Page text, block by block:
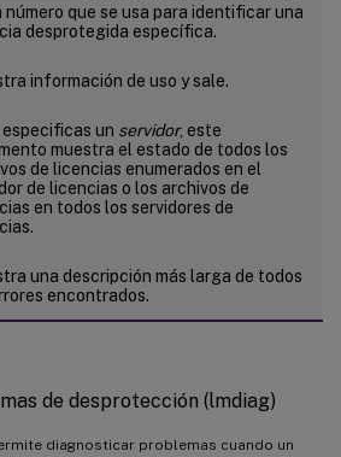
número que se usa para identificar una
desprotegida específica.
información de uso y sale.
especificas un servidor, este
muestra el estado de todos los
de licencias enumerados en el
de licencias o los archivos de
en todos los servidores de
una descripción más larga de todos
encontrados.
de desprotección (lmdiag)
diagnosticar problemas cuando un